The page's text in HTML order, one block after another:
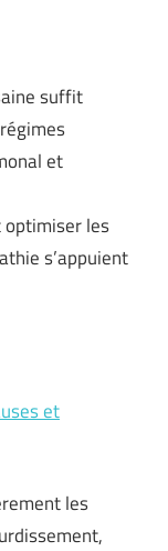
suffit
et
optimiser les
s’appuient
et
les